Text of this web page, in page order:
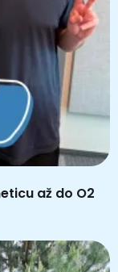
až do O2